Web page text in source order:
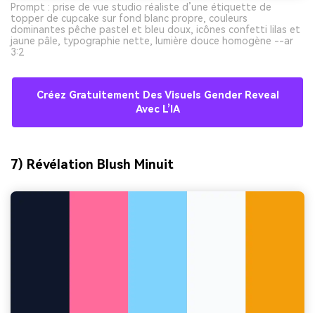
Prompt : prise de vue studio réaliste d’une étiquette de
topper de cupcake sur fond blanc propre, couleurs
dominantes pêche pastel et bleu doux, icônes confetti lilas et
jaune pâle, typographie nette, lumière douce homogène --ar
3:2
Créez Gratuitement Des Visuels Gender Reveal
Avec L’IA
7) Révélation Blush Minuit